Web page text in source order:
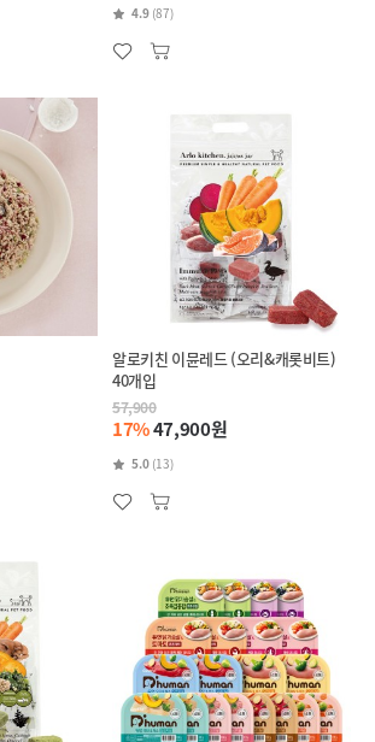
4.9 (87)
알로키친 이뮨레드 (오리&캐롯비트)
40개입
57,900
17%47,900원
5.0 (13)